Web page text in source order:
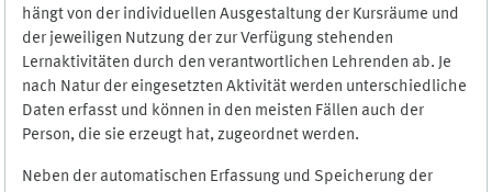
hängt von der individuellen Ausgestaltung der Kursräume und
der jeweiligen Nutzung der zur Verfügung stehenden
Lernaktivitäten durch den verantwortlichen Lehrenden ab. Je
nach Natur der eingesetzten Aktivität werden unterschiedliche
Daten erfasst und können in den meisten Fällen auch der
Person, die sie erzeugt hat, zugeordnet werden.
Neben der automatischen Erfassung und Speicherung der